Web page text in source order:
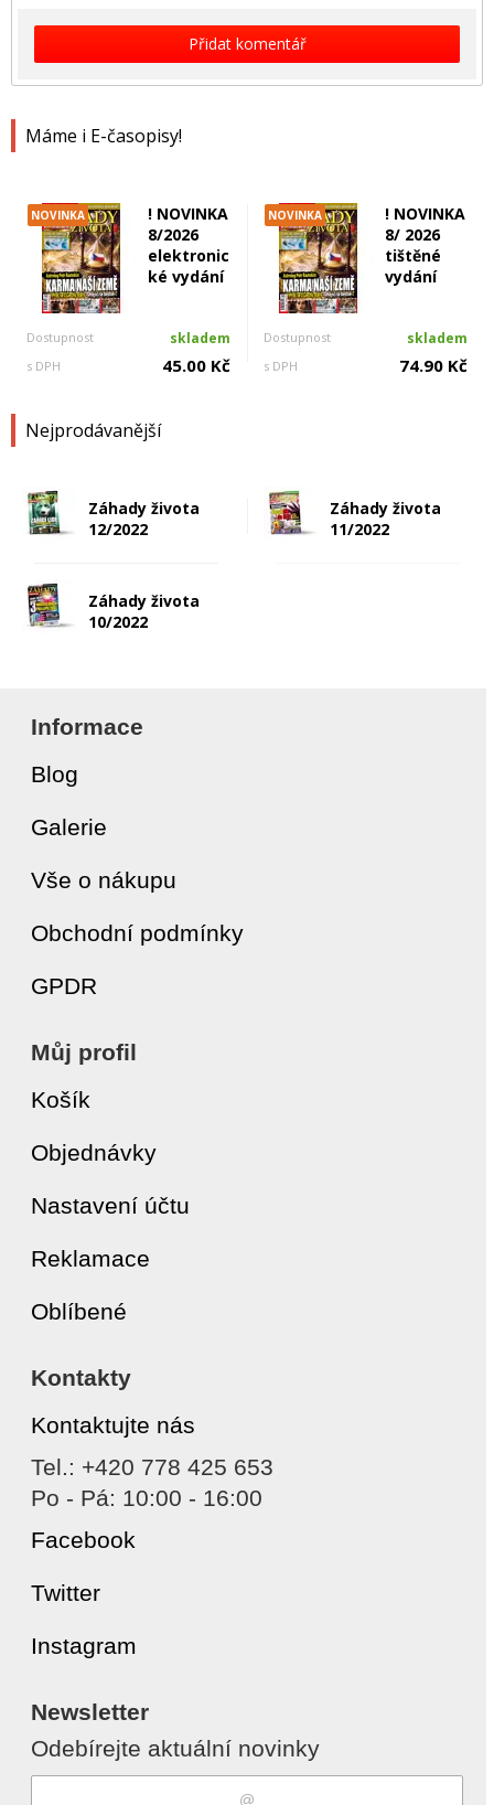
Máme i E-časopisy!
NOVINKA
! NOVINKA
8/2026
elektronic
ké vydání
Dostupnost skladem
s DPH 45.00 Kč
NOVINKA
! NOVINKA
8/ 2026
tištěné
vydání
Dostupnost skladem
s DPH 74.90 Kč
Nejprodávanější
Záhady života
12/2022
Záhady života
11/2022
Záhady života
10/2022
Přidat komentář
Informace
Blog
Galerie
Vše o nákupu
Obchodní podmínky
GPDR
Můj profil
Košík
Objednávky
Nastavení účtu
Reklamace
Oblíbené
Kontakty
Kontaktujte nás
Tel.: +420 778 425 653
Po - Pá: 10:00 - 16:00
Facebook
Twitter
Instagram
Newsletter
Odebírejte aktuální novinky